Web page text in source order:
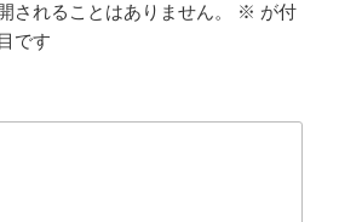
されることはありません。 ※ が付
です